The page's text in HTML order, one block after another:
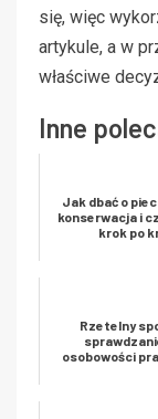
się, więc
artykule, a w
właściwe
Inne
Jak dbać o
konserwacja i
krok po
Rzetelny
osobowości